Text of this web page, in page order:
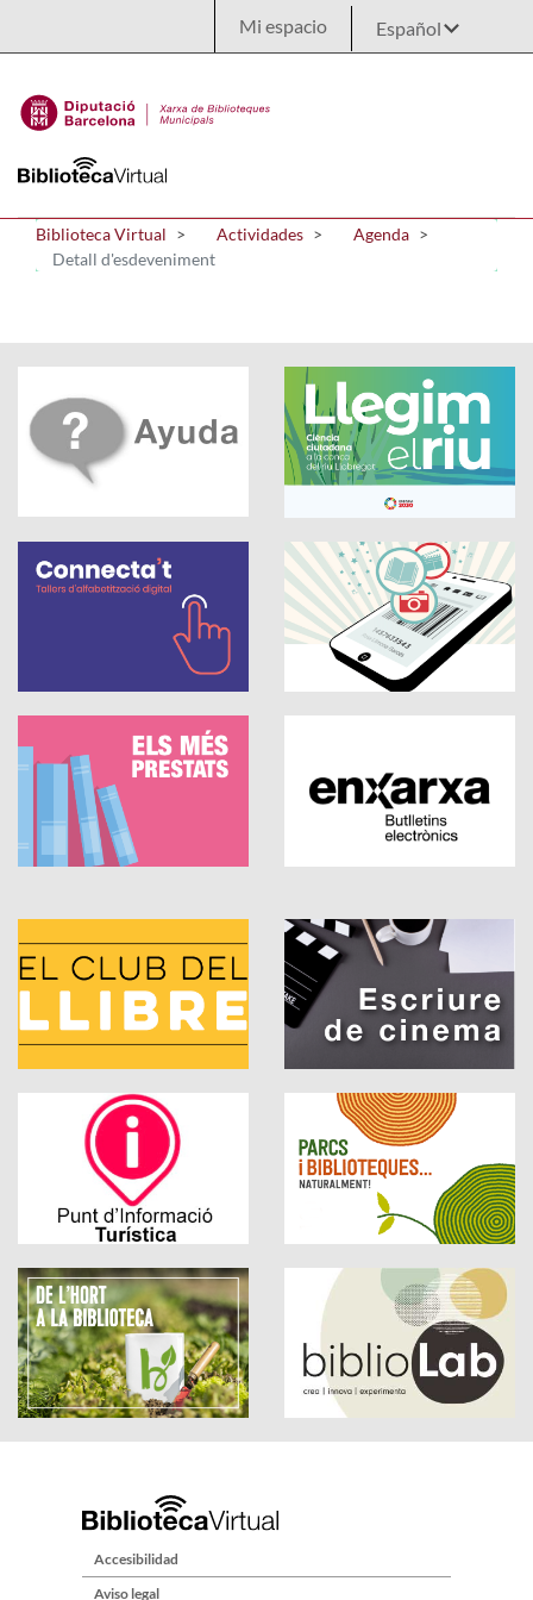
Mi espacio
Biblioteca Virtual Actividades
Agenda
Detall d'esdeveniment
Accesibilidad
Aviso legal